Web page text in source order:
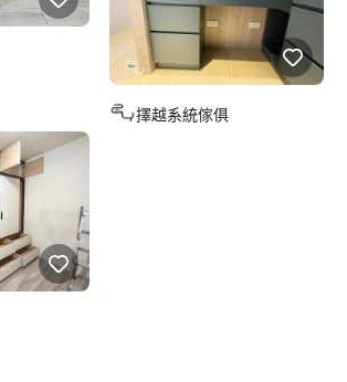
擇越系統傢俱